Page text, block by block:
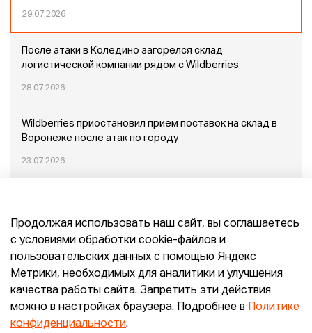
29.07.2026
После атаки в Коледино загорелся склад
логистической компании рядом с Wildberries
28.07.2026
Wildberries приостановил прием поставок на склад в
Воронеже после атак по городу
23.07.2026
Конец эпохи маркетплейсов: прогнозы сооснователя
Mr.Doors Максима Валецкого
26.06.2026
Продолжая использовать наш сайт, вы соглашаетесь
с условиями обработки cookie-файлов и
пользовательских данных с помощью Яндекс
Метрики, необходимых для аналитики и улучшения
качества работы сайта. Запретить эти действия
можно в настройках браузера. Подробнее в
Политике
конфиденциальности.